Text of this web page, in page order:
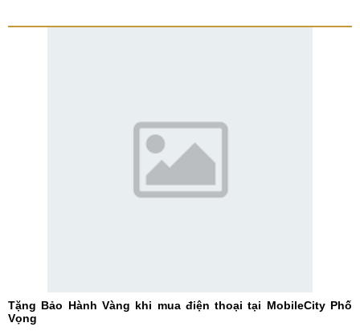
Tặng Bảo Hành Vàng khi mua điện thoại tại MobileCity Phố
Vọng